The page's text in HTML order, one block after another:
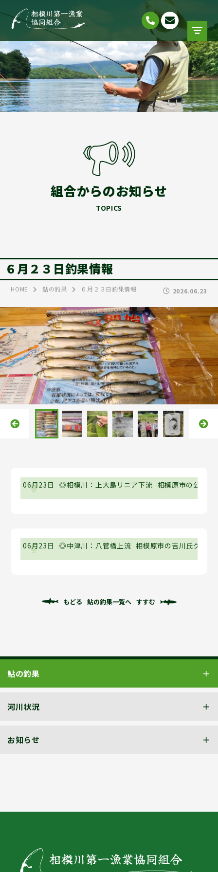
組合からのお知らせ
TOPICS
６月２３日釣果情報
HOME 鮎の釣果 ６月２３日釣果情報 2026.06.23
06月23日 ◎相模川：上大島リニア下流 相模原市の公文氏
06月23日 ◎中津川：八菅橋上流 相模原市の吉川氏グルー
もどる 鮎の釣果一覧へ すすむ
鮎の釣果
河川状況
お知らせ